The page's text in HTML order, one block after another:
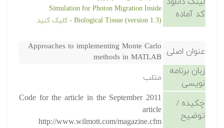
کد آماده
Simulation for Photon Migration Inside
Biological Tissue (version 1.3) - کلیک کنید.
عنوان اصلی Approaches to implementing Monte Carlo
methods in MATLAB
زبان برنامه
نویسی
متلب
چکیده /
توضیح
Code for the article in the September 2011
article
http://www.wilmott.com/magazine.cfm